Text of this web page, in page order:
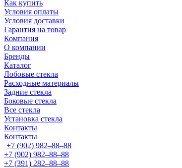
Как купить
Условия оплаты
Условия доставки
Гарантия на товар
Компания
О компании
Бренды
Каталог
Лобовые стекла
Расходные материалы
Задние стекла
Боковые стекла
Все стекла
Установка стекла
Контакты
Контакты
+7 (902) 982‒88‒88
+7 (902) 982‒88‒88
+7 (391) 282‒88‒88